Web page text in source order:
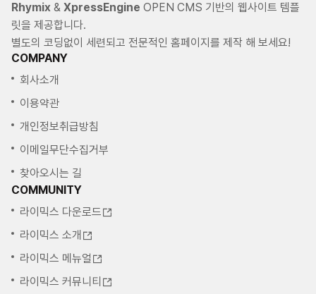
카카오 공유하기 api V2 적용(PC,모바일 둘다 가능하도록)
목록에서 분류명 사용여부 옵션화
20180111 V2.2.0 업데이트 내역
이미지,동영상 팝업 뷰 사용 시 테두리 설정 옵션 추가(위드비님 요청)
플러그인 변경)
기타 수정.
# 업데이트 후 설정값을 다시 적용시켜줘야 합니다.
20170915 V2.1.8 업데이트 내역
갤러리형 타입 - 첫 로딩 시(무한스크롤 페이징 사용) 콘텐츠 개수가
브라우저 높이보다 작은 경우 추가로 불러오는 이미지가 숨겨지는 버그
수정.
Rhymix & XpressEngine OPEN CMS 기반의 웹사이트 템플
릿을 제공합니다.
별도의 코딩없이 세련되고 전문적인 홈페이지를 제작 해 보세요!
COMPANY
회사소개
이용약관
개인정보취급방침
이메일무단수집거부
찾아오시는 길
COMMUNITY
라이믹스 다운로드
라이믹스 소개
라이믹스 메뉴얼
라이믹스 커뮤니티